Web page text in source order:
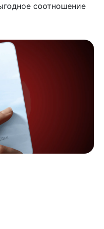
соотношение